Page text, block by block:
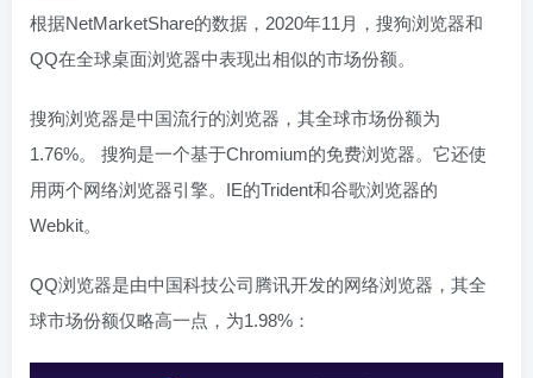
根据NetMarketShare的数据，2020年11月，搜狗浏览器和
QQ在全球桌面浏览器中表现出相似的市场份额。
搜狗浏览器是中国流行的浏览器，其全球市场份额为
1.76%。 搜狗是一个基于Chromium的免费浏览器。它还使
用两个网络浏览器引擎。IE的Trident和谷歌浏览器的
Webkit。
QQ浏览器是由中国科技公司腾讯开发的网络浏览器，其全
球市场份额仅略高一点，为1.98%：